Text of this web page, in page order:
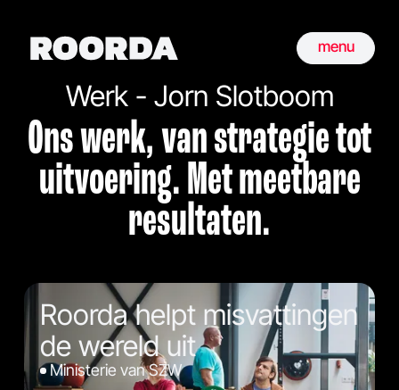
Werk - Jorn Slotboom
Ons werk, van strategie tot
uitvoering. Met meetbare
resultaten.
Roorda helpt misvattingen
de wereld uit
Ministerie van SZW
menu